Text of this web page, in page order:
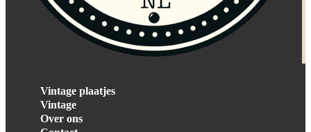
Vintage plaatjes
Vintage
Over ons